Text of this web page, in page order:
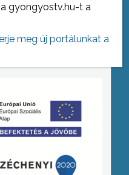
gyongyostv.hu-t a
meg új portálunkat a